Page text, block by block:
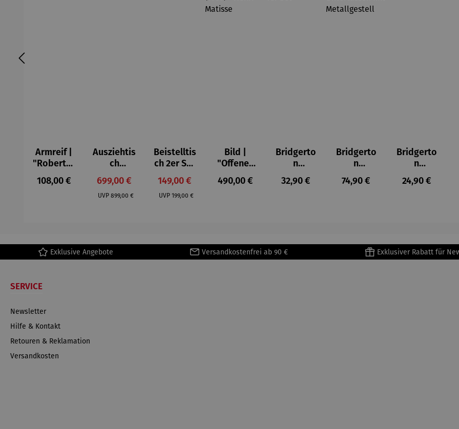
Armreif |
"Roberta"
– Anna
Mütz
Regulärer Preis:
108,00 €
Ausziehtis
ch
Aluminium
– Valor
Verkaufspreis:
699,00 €
UVP Regulärer Preis:
899,00 €
Beistelltis
ch 2er Set
– Dalias
Verkaufspreis:
149,00 €
UVP Regulärer Preis:
199,00 €
Bild |
"Offenes
Fenster in
Collioure"
Regulärer Preis:
490,00 €
Bridgerto
n
Espresso
becher
Regulärer Preis:
32,90 €
Bridgerto
n
Espressot
assen Set
Metallges
Regulärer Preis:
74,90 €
Bridgerto
n
Zuckerdo
se aus
Regulärer
24,90 €
Exklusive Angebote Versandkostenfrei ab 90 € Exklusiver Rabatt für
SERVICE
Newsletter
Hilfe & Kontakt
Retouren & Reklamation
Versandkosten